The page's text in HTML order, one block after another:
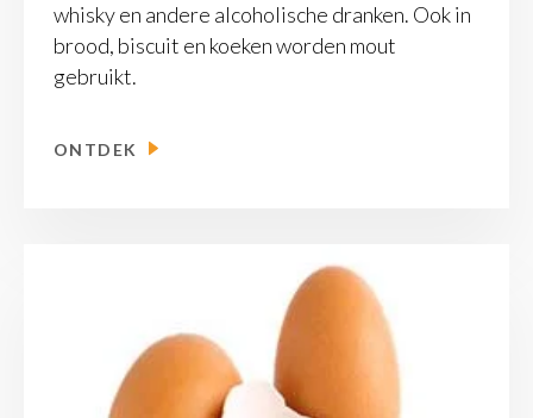
whisky en andere alcoholische dranken. Ook in
brood, biscuit en koeken worden mout
gebruikt.
ONTDEK